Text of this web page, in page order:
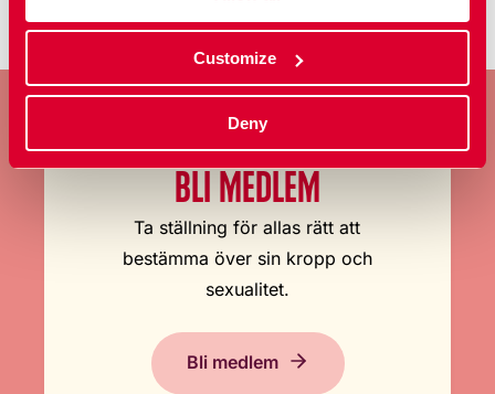
Customize
Deny
BLI MEDLEM
Ta ställning för allas rätt att
bestämma över sin kropp och
sexualitet.
Bli medlem